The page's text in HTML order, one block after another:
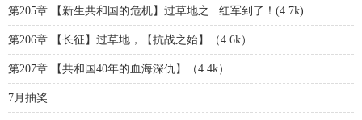
第205章 【新生共和国的危机】过草地之...红军到了！(4.7k)
第206章 【长征】过草地，【抗战之始】（4.6k）
第207章 【共和国40年的血海深仇】（4.4k）
7月抽奖